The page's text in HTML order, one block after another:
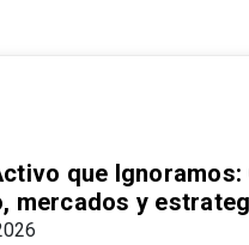
que
mercados y